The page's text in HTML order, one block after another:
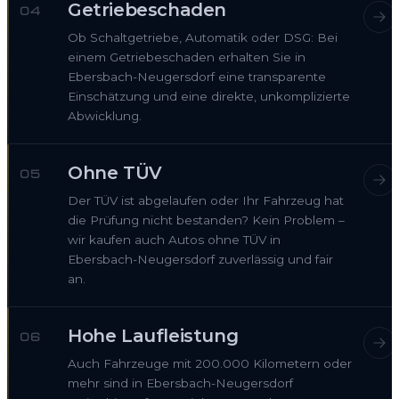
04 Getriebeschaden
Ob Schaltgetriebe, Automatik oder DSG: Bei
einem Getriebeschaden erhalten Sie in
Ebersbach-Neugersdorf eine transparente
Einschätzung und eine direkte, unkomplizierte
Abwicklung.
05 Ohne TÜV
Der TÜV ist abgelaufen oder Ihr Fahrzeug hat
die Prüfung nicht bestanden? Kein Problem –
wir kaufen auch Autos ohne TÜV in
Ebersbach-Neugersdorf zuverlässig und fair
an.
06 Hohe Laufleistung
Auch Fahrzeuge mit 200.000 Kilometern oder
mehr sind in Ebersbach-Neugersdorf